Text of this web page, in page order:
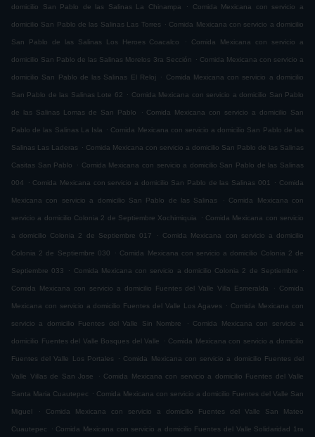
domicilio San Pablo de las Salinas La Chinampa . Comida Mexicana con servicio a
domicilio San Pablo de las Salinas Las Torres . Comida Mexicana con servicio a domicilio
San Pablo de las Salinas Los Heroes Coacalco . Comida Mexicana con servicio a
domicilio San Pablo de las Salinas Morelos 3ra Sección . Comida Mexicana con servicio a
domicilio San Pablo de las Salinas El Reloj . Comida Mexicana con servicio a domicilio
San Pablo de las Salinas Lote 62 . Comida Mexicana con servicio a domicilio San Pablo
de las Salinas Lomas de San Pablo . Comida Mexicana con servicio a domicilio San
Pablo de las Salinas La Isla . Comida Mexicana con servicio a domicilio San Pablo de las
Salinas Las Laderas . Comida Mexicana con servicio a domicilio San Pablo de las Salinas
Casitas San Pablo . Comida Mexicana con servicio a domicilio San Pablo de las Salinas
004 . Comida Mexicana con servicio a domicilio San Pablo de las Salinas 001 . Comida
Mexicana con servicio a domicilio San Pablo de las Salinas . Comida Mexicana con
servicio a domicilio Colonia 2 de Septiembre Xochimiquia . Comida Mexicana con servicio
a domicilio Colonia 2 de Septiembre 017 . Comida Mexicana con servicio a domicilio
Colonia 2 de Septiembre 030 . Comida Mexicana con servicio a domicilio Colonia 2 de
Septiembre 033 . Comida Mexicana con servicio a domicilio Colonia 2 de Septiembre .
Comida Mexicana con servicio a domicilio Fuentes del Valle Villa Esmeralda . Comida
Mexicana con servicio a domicilio Fuentes del Valle Los Agaves . Comida Mexicana con
servicio a domicilio Fuentes del Valle Sin Nombre . Comida Mexicana con servicio a
domicilio Fuentes del Valle Bosques del Valle . Comida Mexicana con servicio a domicilio
Fuentes del Valle Los Portales . Comida Mexicana con servicio a domicilio Fuentes del
Valle Villas de San Jose . Comida Mexicana con servicio a domicilio Fuentes del Valle
Santa Maria Cuautepec . Comida Mexicana con servicio a domicilio Fuentes del Valle San
Miguel . Comida Mexicana con servicio a domicilio Fuentes del Valle San Mateo
Cuautepec . Comida Mexicana con servicio a domicilio Fuentes del Valle Solidaridad 1ra